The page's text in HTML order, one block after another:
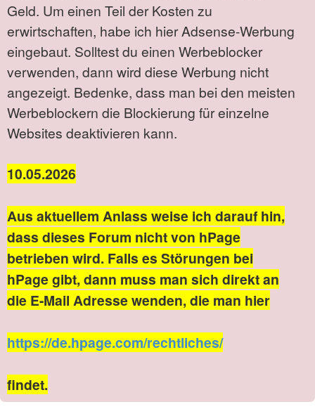
Geld. Um einen Teil der Kosten zu
erwirtschaften, habe ich hier Adsense-Werbung
eingebaut. Solltest du einen Werbeblocker
verwenden, dann wird diese Werbung nicht
angezeigt. Bedenke, dass man bei den meisten
Werbeblockern die Blockierung für einzelne
Websites deaktivieren kann.
10.05.2026
Aus aktuellem Anlass weise ich darauf hin,
dass dieses Forum nicht von hPage
betrieben wird. Falls es Störungen bei
hPage gibt, dann muss man sich direkt an
die E-Mail Adresse wenden, die man hier
https://de.hpage.com/rechtliches/
findet.